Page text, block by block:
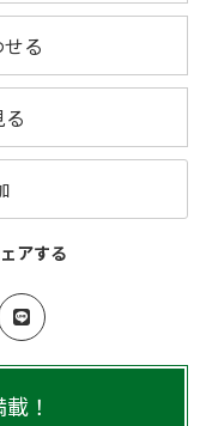
る
アする
！